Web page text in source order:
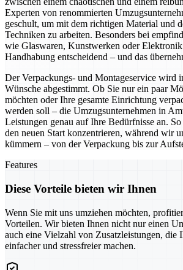
Experten von renommierten
geschult, um mit dem richtigen Material und
Techniken zu arbeiten. Besonders bei
wie Glaswaren, Kunstwerken oder
Handhabung entscheidend – und das
Der Verpackungs- und Montageservice wird
Wünsche abgestimmt. Ob Sie nur ein paar
möchten oder Ihre gesamte Einrichtung
werden soll – die Umzugsunternehmen in
Leistungen genau auf Ihre Bedürfnisse an.
den neuen Start konzentrieren, während wir
kümmern – von der Verpackung bis zur
Features
Diese Vorteile bieten wir Ihnen
Wenn Sie mit uns umziehen möchten,
Vorteilen. Wir bieten Ihnen nicht nur einen
auch eine Vielzahl von Zusatzleistungen, die
einfacher und stressfreier machen.